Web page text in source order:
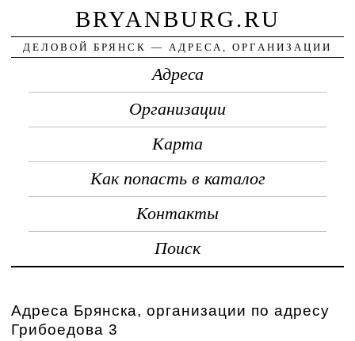
BRYANBURG.RU
ДЕЛОВОЙ БРЯНСК — АДРЕСА, ОРГАНИЗАЦИИ
Адреса
Организации
Карта
Как попасть в каталог
Контакты
Поиск
Адреса Брянска, организации по адресу
Грибоедова 3